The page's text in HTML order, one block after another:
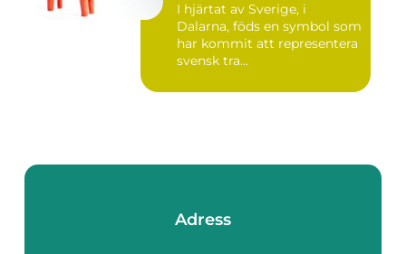
I hjärtat av Sverige, i
Dalarna, föds en symbol som
har kommit att representera
svensk tra...
Adress